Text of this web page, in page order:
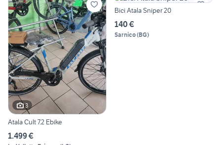
3
Atala Cult 7.2 Ebike
1.499 €
Bici Atala Sniper 20
140 €
Sarnico(BG)